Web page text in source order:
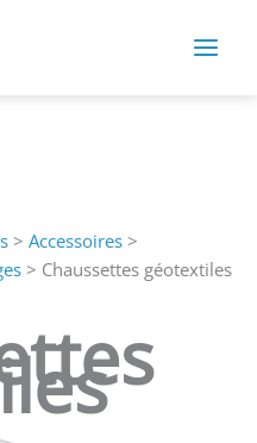
> Accessoires >
> Chaussettes géotextiles